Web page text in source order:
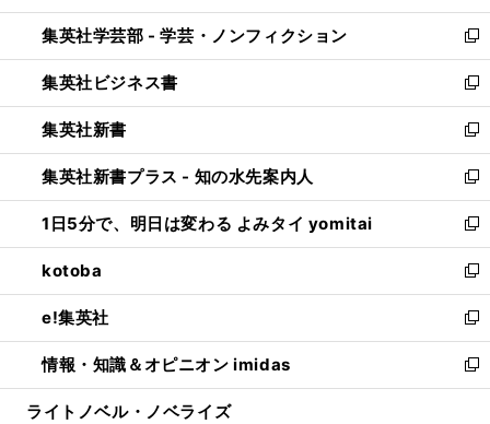
開
く
ウ
で
開
く
ン
ド
ウ
で
開
く
ウ
ィ
ン
ド
ウ
で
開
く
集英社学芸部 - 学芸・ノンフィクション
新
し
い
ウ
ィ
ン
ド
ウ
で
開
く
集英社ビジネス書
新
し
い
ウ
ィ
ン
ド
ウ
で
開
く
集英社新書
新
し
い
ウ
ィ
ン
ド
ウ
で
開
く
集英社新書プラス - 知の水先案内人
新
し
い
ウ
ィ
ン
ド
ウ
で
開
1日5分で、明日は変わる よみタイ yomitai
新
し
い
ウ
ィ
ン
ド
ウ
kotoba
新
し
い
ウ
ィ
ン
e!集英社
新
し
い
ウ
情報・知識＆オピニオン imidas
新
し
ライトノベル・ノベライズ